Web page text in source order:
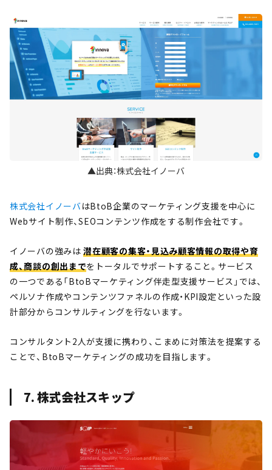
▲出典：株式会社イノーバ
株式会社イノーバはBtoB企業のマーケティング支援を中心に
Webサイト制作、SEOコンテンツ作成をする制作会社です。
イノーバの強みは潜在顧客の集客・見込み顧客情報の取得や育
成、商談の創出までをトータルでサポートすること。サービス
の一つである「BtoBマーケティング伴走型支援サービス」では、
ペルソナ作成やコンテンツファネルの作成・KPI設定といった設
計部分からコンサルティングを行ないます。
コンサルタント2人が支援に携わり、こまめに対策法を提案する
ことで、BtoBマーケティングの成功を目指します。
7. 株式会社スキップ